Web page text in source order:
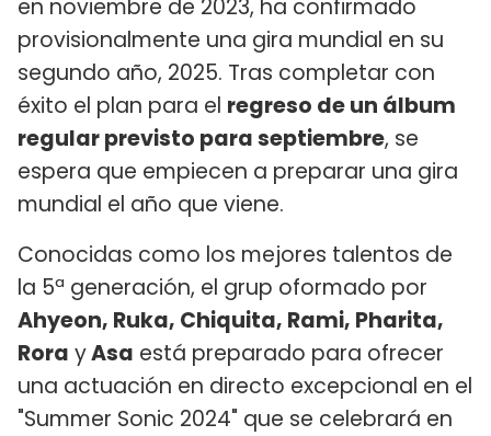
en noviembre de 2023, ha confirmado
provisionalmente una gira mundial en su
segundo año, 2025. Tras completar con
éxito el plan para el regreso de un álbum
regular previsto para septiembre, se
espera que empiecen a preparar una gira
mundial el año que viene.
Conocidas como los mejores talentos de
la 5ª generación, el grup oformado por
Ahyeon, Ruka, Chiquita, Rami, Pharita,
Rora yAsa está preparado para ofrecer
una actuación en directo excepcional en el
"Summer Sonic 2024" que se celebrará en